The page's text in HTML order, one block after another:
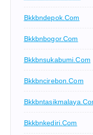
Bkkbndepok.com
Bkkbnbogor.com
Bkkbnsukabumi.com
Bkkbncirebon.com
Bkkbnkediri.com